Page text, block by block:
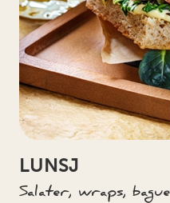
LUNSJ
Salater, wraps,